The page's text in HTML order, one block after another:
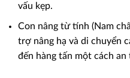
vấu kẹp.
Con nâng từ tính (Nam
trợ nâng hạ và di chuyển
đến hàng tấn một cách an